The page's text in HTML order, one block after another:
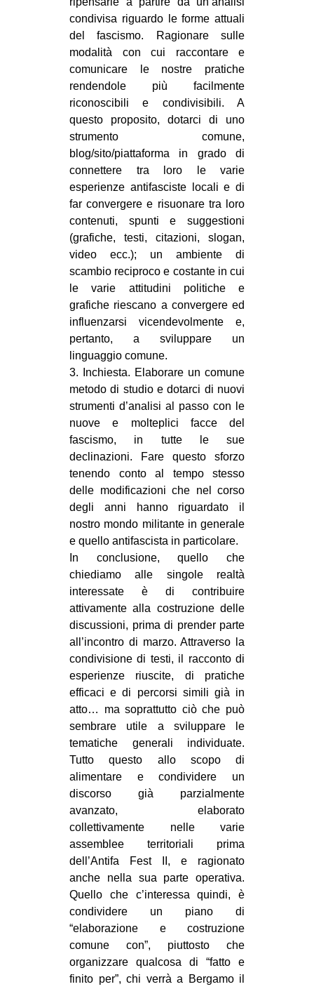
condivisa riguardo le forme attuali
del fascismo. Ragionare sulle
modalità con cui raccontare e
comunicare le nostre pratiche
rendendole più facilmente
riconoscibili e condivisibili. A
questo proposito, dotarci di uno
strumento comune,
blog/sito/piattaforma in grado di
connettere tra loro le varie
esperienze antifasciste locali e di
far convergere e risuonare tra loro
contenuti, spunti e suggestioni
(grafiche, testi, citazioni, slogan,
video ecc.); un ambiente di
scambio reciproco e costante in cui
le varie attitudini politiche e
grafiche riescano a convergere ed
influenzarsi vicendevolmente e,
pertanto, a sviluppare un
linguaggio comune.
3. Inchiesta. Elaborare un comune
metodo di studio e dotarci di nuovi
strumenti d’analisi al passo con le
nuove e molteplici facce del
fascismo, in tutte le sue
declinazioni. Fare questo sforzo
tenendo conto al tempo stesso
delle modificazioni che nel corso
degli anni hanno riguardato il
nostro mondo militante in generale
e quello antifascista in particolare.
In conclusione, quello che
chiediamo alle singole realtà
interessate è di contribuire
attivamente alla costruzione delle
discussioni, prima di prender parte
all’incontro di marzo. Attraverso la
condivisione di testi, il racconto di
esperienze riuscite, di pratiche
efficaci e di percorsi simili già in
atto… ma soprattutto ciò che può
sembrare utile a sviluppare le
tematiche generali individuate.
Tutto questo allo scopo di
alimentare e condividere un
discorso già parzialmente
avanzato, elaborato
collettivamente nelle varie
assemblee territoriali prima
dell’Antifa Fest II, e ragionato
anche nella sua parte operativa.
Quello che c’interessa quindi, è
condividere un piano di
“elaborazione e costruzione
comune con”, piuttosto che
organizzare qualcosa di “fatto e
finito per”, chi verrà a Bergamo il